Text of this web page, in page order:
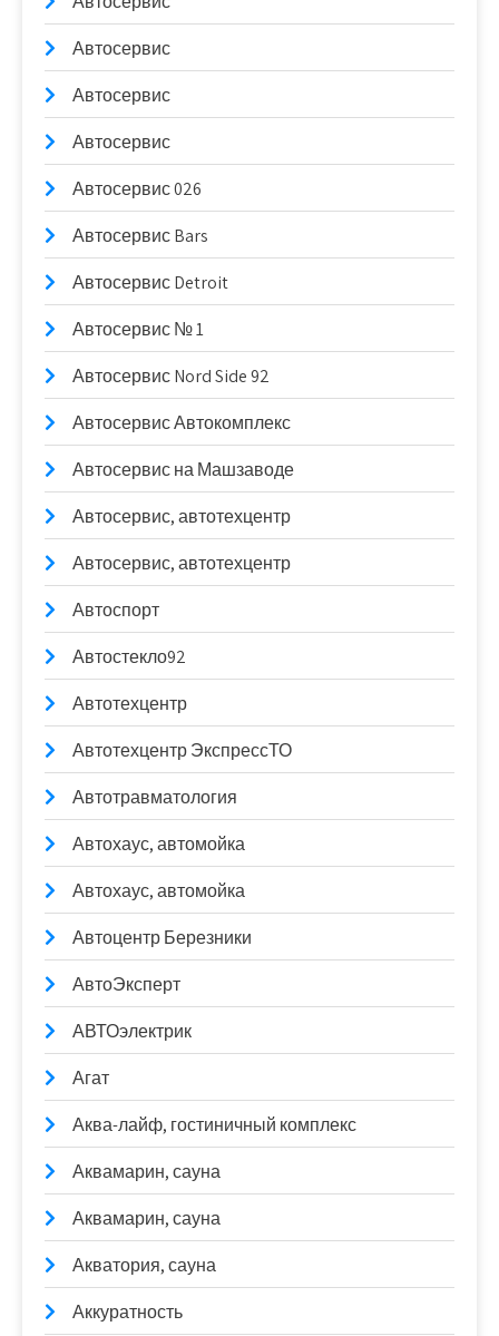
Автосервис
Автосервис
Автосервис
Автосервис 026
Автосервис Bars
Автосервис Detroit
Автосервис № 1
Автосервис Nord Side 92
Автосервис Автокомплекс
Автосервис на Машзаводе
Автосервис, автотехцентр
Автосервис, автотехцентр
Автоспорт
Автостекло92
Автотехцентр
Автотехцентр ЭкспрессТО
Автотравматология
Автохаус, автомойка
Автохаус, автомойка
Автоцентр Березники
АвтоЭксперт
АВТОэлектрик
Агат
Аква-лайф, гостиничный комплекс
Аквамарин, сауна
Аквамарин, сауна
Акватория, сауна
Аккуратность